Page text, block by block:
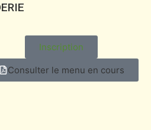
Inscription
Consulter le menu en cours